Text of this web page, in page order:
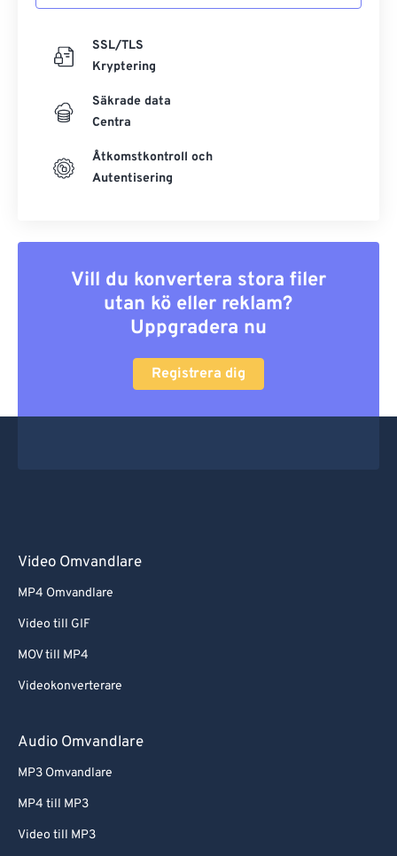
SSL/TLS
Kryptering
Säkrade data
Centra
Åtkomstkontroll och
Autentisering
Vill du konvertera stora filer
utan kö eller reklam?
Uppgradera nu
Registrera dig
Video Omvandlare
MP4 Omvandlare
Video till GIF
MOV till MP4
Videokonverterare
Audio Omvandlare
MP3 Omvandlare
MP4 till MP3
Video till MP3